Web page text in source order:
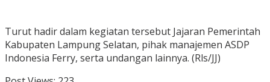
Turut hadir dalam kegiatan tersebut Jajaran Pemerintah
Kabupaten Lampung Selatan, pihak manajemen ASDP
Indonesia Ferry, serta undangan lainnya. (Rls/JJ)